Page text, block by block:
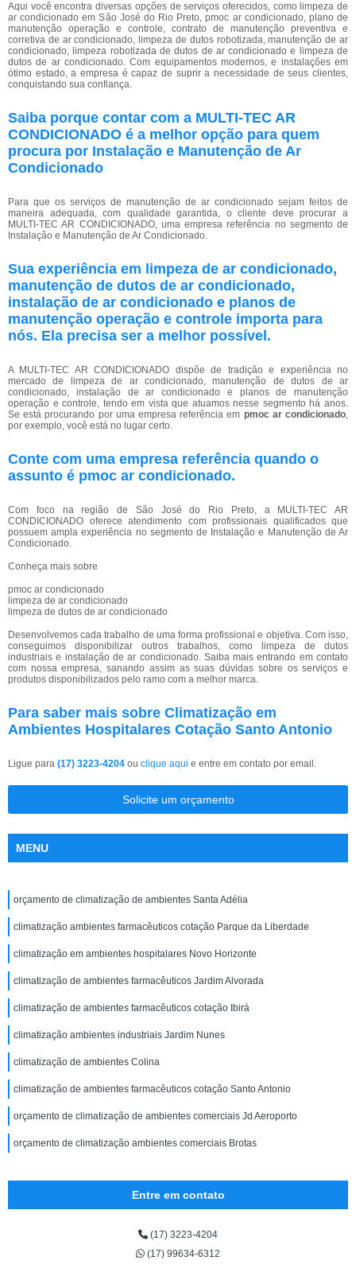
Aqui você encontra diversas opções de serviços oferecidos, como limpeza de
ar condicionado em São José do Rio Preto, pmoc ar condicionado, plano de
manutenção operação e controle, contrato de manutenção preventiva e
corretiva de ar condicionado, limpeza de dutos robotizada, manutenção de ar
condicionado, limpeza robotizada de dutos de ar condicionado e limpeza de
dutos de ar condicionado. Com equipamentos modernos, e instalações em
ótimo estado, a empresa é capaz de suprir a necessidade de seus clientes,
conquistando sua confiança.
Saiba porque contar com a MULTI-TEC AR
CONDICIONADO é a melhor opção para quem
procura por Instalação e Manutenção de Ar
Condicionado
Para que os serviços de manutenção de ar condicionado sejam feitos de
maneira adequada, com qualidade garantida, o cliente deve procurar a
MULTI-TEC AR CONDICIONADO, uma empresa referência no segmento de
Instalação e Manutenção de Ar Condicionado.
Sua experiência em limpeza de ar condicionado,
manutenção de dutos de ar condicionado,
instalação de ar condicionado e planos de
manutenção operação e controle importa para
nós. Ela precisa ser a melhor possível.
A MULTI-TEC AR CONDICIONADO dispõe de tradição e experiência no
mercado de limpeza de ar condicionado, manutenção de dutos de ar
condicionado, instalação de ar condicionado e planos de manutenção
operação e controle, tendo em vista que atuamos nesse segmento há anos.
Se está procurando por uma empresa referência em pmoc ar condicionado,
por exemplo, você está no lugar certo.
Conte com uma empresa referência quando o
assunto é pmoc ar condicionado.
Com foco na região de São José do Rio Preto, a MULTI-TEC AR
CONDICIONADO oferece atendimento com profissionais qualificados que
possuem ampla experiência no segmento de Instalação e Manutenção de Ar
Condicionado.
Conheça mais sobre
pmoc ar condicionado
limpeza de ar condicionado
limpeza de dutos de ar condicionado
Desenvolvemos cada trabalho de uma forma profissional e objetiva. Com isso,
conseguimos disponibilizar outros trabalhos, como limpeza de dutos
industriais e instalação de ar condicionado. Saiba mais entrando em contato
com nossa empresa, sanando assim as suas dúvidas sobre os serviços e
produtos disponibilizados pelo ramo com a melhor marca.
Para saber mais sobre Climatização em
Ambientes Hospitalares Cotação Santo Antonio
Ligue para (17) 3223-4204 ou clique aqui e entre em contato por email.
Solicite um orçamento
MENU
orçamento de climatização de ambientes Santa Adélia
climatização ambientes farmacêuticos cotação Parque da Liberdade
climatização em ambientes hospitalares Novo Horizonte
climatização de ambientes farmacêuticos Jardim Alvorada
climatização de ambientes farmacêuticos cotação Ibirá
climatização ambientes industriais Jardim Nunes
climatização de ambientes Colina
climatização de ambientes farmacêuticos cotação Santo Antonio
orçamento de climatização de ambientes comerciais Jd Aeroporto
orçamento de climatização ambientes comerciais Brotas
Entre em contato
(17) 3223-4204
(17) 99634-6312